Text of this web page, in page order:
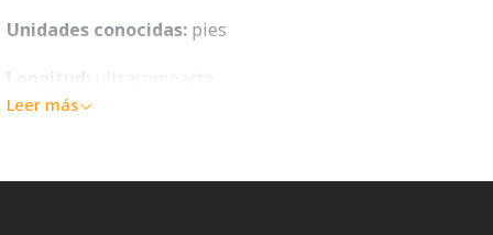
Unidades conocidas: pies
Longitud:
ultracompacto
Leer más